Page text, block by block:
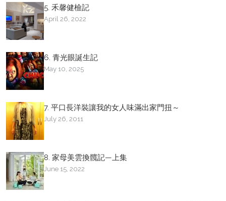
5. 禾馨健檢記
April 26, 2022
6. 青光眼誕生記
May 10, 2025
7. 平口長洋裝讓我的女人味滿出家門扭～
July 26, 2011
8. 家母美雲換髖記—上集
June 15, 2022